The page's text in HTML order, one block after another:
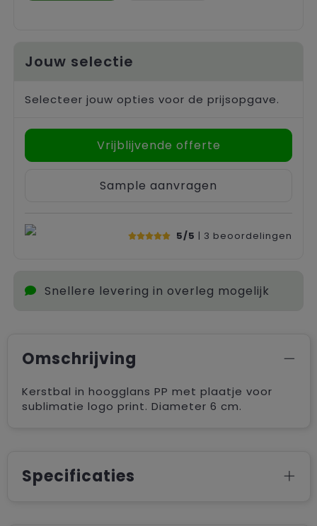
Jouw selectie
Selecteer jouw opties voor de prijsopgave.
Vrijblijvende offerte
Sample aanvragen
5/5 | 3 beoordelingen
Snellere levering in overleg mogelijk
Omschrijving
Kerstbal in hoogglans PP met plaatje voor
sublimatie logo print. Diameter 6 cm.
Specificaties